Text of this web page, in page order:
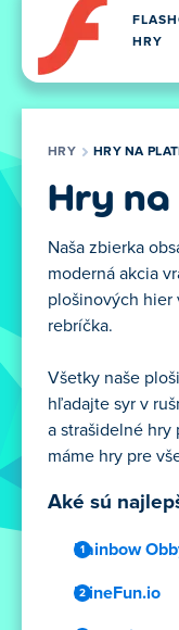
HRY
HRY HRY NA
Hry
Naša zbierka
moderná akcia
plošinových hier
rebríčka.
Všetky naše
hľadajte syr v
a strašidelné hry
máme hry pre
Aké sú
Rainbow
MineFun.io